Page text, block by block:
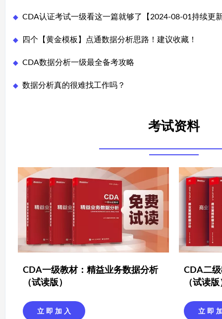
◆ CDA认证考试一级看这一篇就够了【2024-08-01持续更
◆ 四个【黄金模板】点通数据分析思路！建议收藏！
◆ CDA数据分析一级最全备考攻略
◆ 数据分析真的很难找工作吗？
考试资料
CDA一级教材：精益业务数据分析
（试读版）
立 即 加 入
CDA二
（试读版
立 即